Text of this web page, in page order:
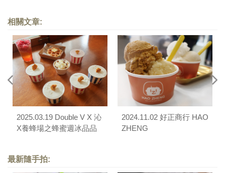
相關文章:
2025.03.19 Double V X 沁
X養蜂場之蜂蜜週冰品品
2024.11.02 好正商行 HAO
ZHENG
最新隨手拍: